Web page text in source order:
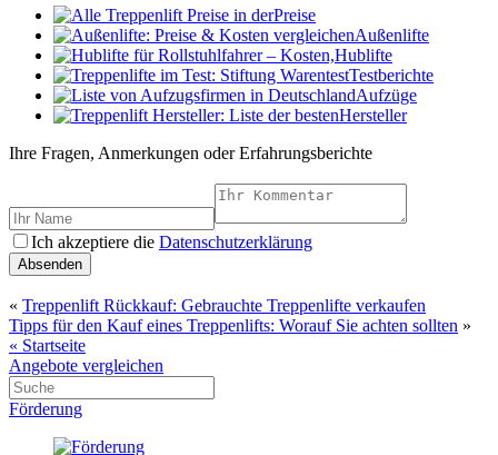
Preise
Außenlifte
Hublifte
Testberichte
Aufzüge
Hersteller
Ihre Fragen, Anmerkungen oder Erfahrungsberichte
Ich akzeptiere die Datenschutzerklärung
Absenden
« Treppenlift Rückkauf: Gebrauchte Treppenlifte verkaufen
Tipps für den Kauf eines Treppenlifts: Worauf Sie achten sollten »
« Startseite
Angebote vergleichen
Förderung